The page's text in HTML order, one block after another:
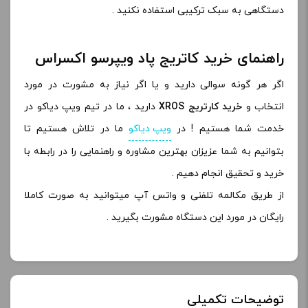
دستگاهی به سبک ترکیبی استفاده نکنید .
راهنمای خرید کاتریج پاد ویپرسو اکسراس
اگر هر گونه سوالی دارید و یا اگر نیاز به مشورت در مورد
انتخاب و خرید کارتریج XROS
دارید ، ما در تیم ویپ دیاکو در
خدمت شما هستیم ! در ویپ دیاکو ما در تلاش هستیم تا
بتوانیم به شما عزیزان بهترین مشاوره و راهنمایی را در رابطه با
خرید و تحقیق انجام دهیم .
از طریق مکالمه تلفنی و واتس آپ میتوانید به صورت کاملا
رایگان در مورد این دستگاه مشورت بگیرید .
توضیحات تکمیلی